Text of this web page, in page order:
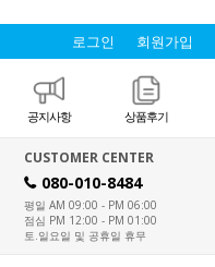
로그인 회원가입
공지사항 상품후기
CUSTOMER CENTER
H 080-010-8484
평일 AM 09:00 - PM 06:00
점심 PM 12:00 - PM 01:00
토.일요일 및 공휴일 휴무